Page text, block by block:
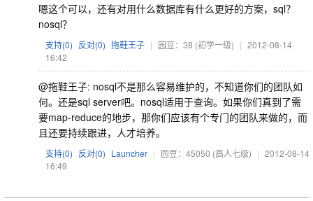
嗯这个可以，还有对用什么数据库有什么更好的方案，sql？
nosql？
支持(0) 反对(0) 拖鞋王子 | 园豆：38 (初学一级) | 2012-08-14
16:42
@拖鞋王子: nosql不是那么容易维护的，不知道你们的团队如
何。还是sql server吧。nosql适用于查询。如果你们真到了需
要map-reduce的地步，那你们应该有个专门的团队来做的，而
且还要持续跟进，人才培养。
支持(0) 反对(0) Launcher | 园豆：45050 (高人七级) | 2012-08-14
16:49